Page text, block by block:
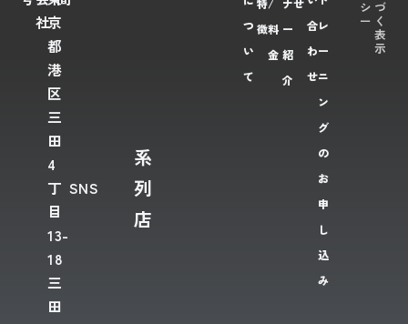
社京
都
港
区
三
田
4
丁
目
13-
18
三
田
SNS
系
列
店
つ
い
て
徴料
金
ー
紹
介
合
わ
せ
レ
ー
ニ
ン
グ
の
お
申
し
込
み
シ
ー
づ
く
表
示